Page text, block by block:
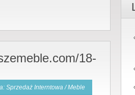
18-
Sprzedaż Interntowa / Meble